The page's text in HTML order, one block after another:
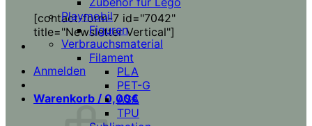
[contact-form-7 id="7042"
title="Newsletter Vertical"]
Anmelden
Warenkorb / 0,00€
Playmobil
Figuren
Verbrauchsmaterial
Filament
PLA
PET-G
ASA
TPU